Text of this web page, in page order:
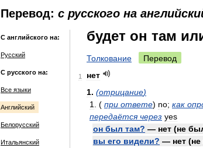
Перевод: с русского на
С английского на:
Русский
С русского на:
Все языки
Английский
Белорусский
Итальянский
будет он там
Толкование Перевод
1
нет
1. (отрицание)
1
. ( при ответе) no; как
передаётся через yes
он был там? — нет (не
вы его видели? — нет (не